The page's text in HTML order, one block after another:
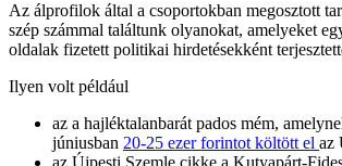
Az álprofilok által a csoportokban megosztott
szép számmal találtunk olyanokat, amelyeket
oldalak fizetett politikai hirdetésekként
Ilyen volt például
az a hajléktalanbarát pados mém,
júniusban 20-25 ezer forintot költött el az
az Újpesti Szemle cikke a Kutyapárt-